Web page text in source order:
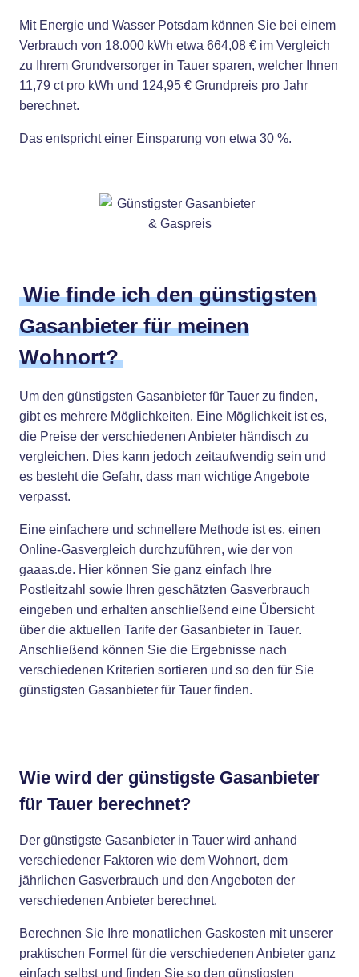
Mit Energie und Wasser Potsdam können Sie bei einem
Verbrauch von 18.000 kWh etwa 664,08 € im Vergleich
zu Ihrem Grundversorger in Tauer sparen, welcher Ihnen
11,79 ct pro kWh und 124,95 € Grundpreis pro Jahr
berechnet.
Das entspricht einer Einsparung von etwa 30 %.
Wie finde ich den günstigsten
Gasanbieter für meinen
Wohnort?
Um den günstigsten Gasanbieter für Tauer zu finden,
gibt es mehrere Möglichkeiten. Eine Möglichkeit ist es,
die Preise der verschiedenen Anbieter händisch zu
vergleichen. Dies kann jedoch zeitaufwendig sein und
es besteht die Gefahr, dass man wichtige Angebote
verpasst.
Eine einfachere und schnellere Methode ist es, einen
Online-Gasvergleich durchzuführen, wie der von
gaaas.de. Hier können Sie ganz einfach Ihre
Postleitzahl sowie Ihren geschätzten Gasverbrauch
eingeben und erhalten anschließend eine Übersicht
über die aktuellen Tarife der Gasanbieter in Tauer.
Anschließend können Sie die Ergebnisse nach
verschiedenen Kriterien sortieren und so den für Sie
günstigsten Gasanbieter für Tauer finden.
Wie wird der günstigste Gasanbieter
für Tauer berechnet?
Der günstigste Gasanbieter in Tauer wird anhand
verschiedener Faktoren wie dem Wohnort, dem
jährlichen Gasverbrauch und den Angeboten der
verschiedenen Anbieter berechnet.
Berechnen Sie Ihre monatlichen Gaskosten mit unserer
praktischen Formel für die verschiedenen Anbieter ganz
einfach selbst und finden Sie so den günstigsten